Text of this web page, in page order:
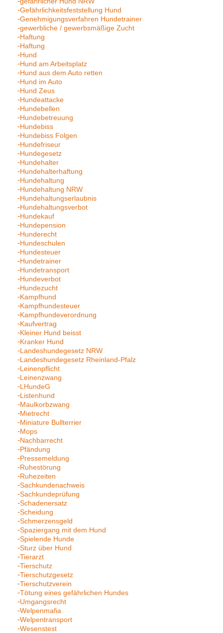
Gefährlichkeitsfeststellung Hund
Genehmigungsverfahren Hundetrainer
gewerbliche / gewerbsmäßige Zucht
Haftung
Haftung
Hund
Hund am Arbeitsplatz
Hund aus dem Auto retten
Hund im Auto
Hund Zeus
Hundeattacke
Hundebellen
Hundebetreuung
Hundebiss
Hundebiss Folgen
Hundefriseur
Hundegesetz
Hundehalter
Hundehalterhaftung
Hundehaltung
Hundehaltung NRW
Hundehaltungserlaubnis
Hundehaltungsverbot
Hundekauf
Hundepension
Hunderecht
Hundeschulen
Hundesteuer
Hundetrainer
Hundetransport
Hundeverbot
Hundezucht
Kampfhund
Kampfhundesteuer
Kampfhundeverordnung
Kaufvertrag
Kleiner Hund beisst
Kranker Hund
Landeshundegesetz NRW
Landeshundegesetz Rheinland-Pfalz
Leinenpflicht
Leinenzwang
LHundeG
Listenhund
Maulkorbzwang
Mietrecht
Miniature Bullterrier
Mops
Nachbarrecht
Pfändung
Pressemeldung
Ruhestörung
Ruhezeiten
Sachkundenachweis
Sachkundeprüfung
Schadenersatz
Scheidung
Schmerzensgeld
Spaziergang mit dem Hund
Spielende Hunde
Sturz über Hund
Tierarzt
Tierschutz
Tierschutzgesetz
Tierschutzverein
Tötung eines gefährlichen Hundes
Umgangsrecht
Welpenmafia
Welpentransport
Wesenstest